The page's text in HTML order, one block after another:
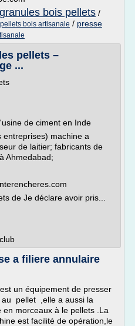
bois pellets /
bois artisanale / presse
pellets –
...
de ciment en Inde
machine a
de laitier; fabricants de
Ahmedabad;
de Je déclare avoir pris...
a filiere annulaire
un équipement de presser
au pellet ,elle a aussi la
morceaux à le pellets .La
est facilité de opération,le